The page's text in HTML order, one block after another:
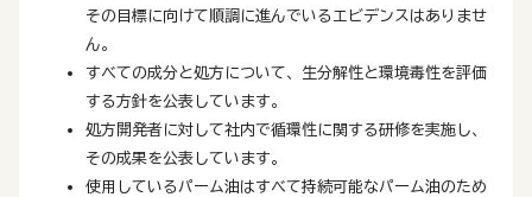
その目標に向けて順調に進んでいるエビデンスはありませ
ん。
すべての成分と処方について、生分解性と環境毒性を評価
する方針を公表しています。
処方開発者に対して社内で循環性に関する研修を実施し、
その成果を公表しています。
使用しているパーム油はすべて持続可能なパーム油のため